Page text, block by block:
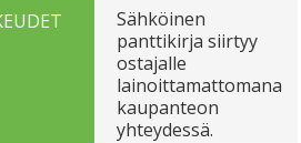
Sähköinen
panttikirja siirtyy
ostajalle
lainoittamattomana
kaupanteon
yhteydessä.